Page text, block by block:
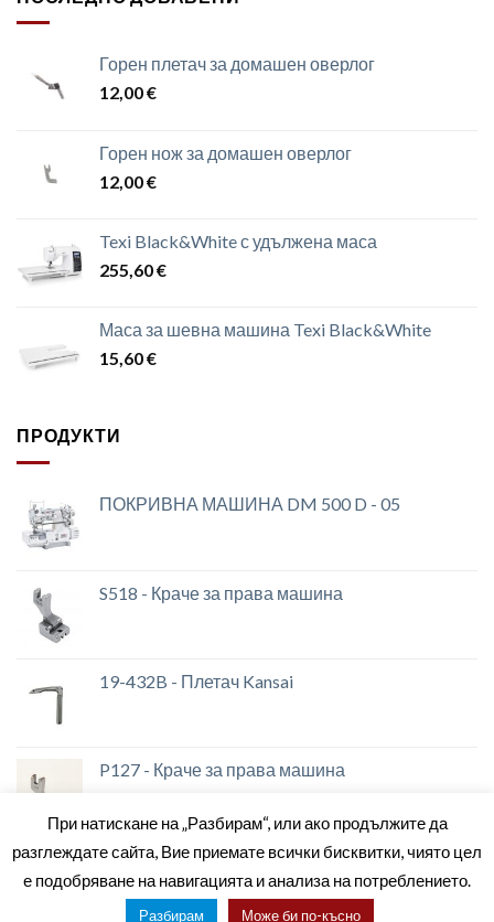
Горен плетач за домашен оверлог
12,00€
Горен нож за домашен оверлог
12,00€
Texi Black&White с удължена маса
255,60€
Маса за шевна машина Texi Black&White
15,60€
ПРОДУКТИ
ПОКРИВНА МАШИНА DM 500 D - 05
S518 - Краче за права машина
19-432B - Плетач Kansai
P127 - Краче за права машина
ЗА НАС МАГАЗИНИ КОНТАКТИ ОБЩИ УСЛОВИЯ
При натискане на „Разбирам“, или ако продължите да
разглеждате сайта, Вие приемате всички бисквитки, чиято цел
е подобряване на навигацията и анализа на потреблението.
Разбирам Може би по-късно